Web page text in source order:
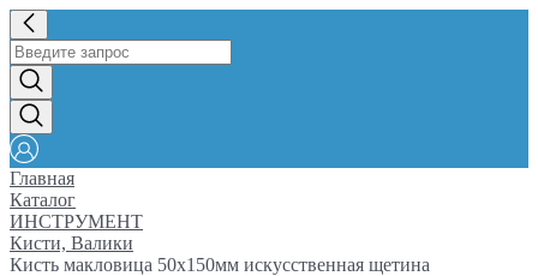
Главная
Каталог
ИНСТРУМЕНТ
Кисти, Валики
Кисть макловица 50х150мм искусственная щетина